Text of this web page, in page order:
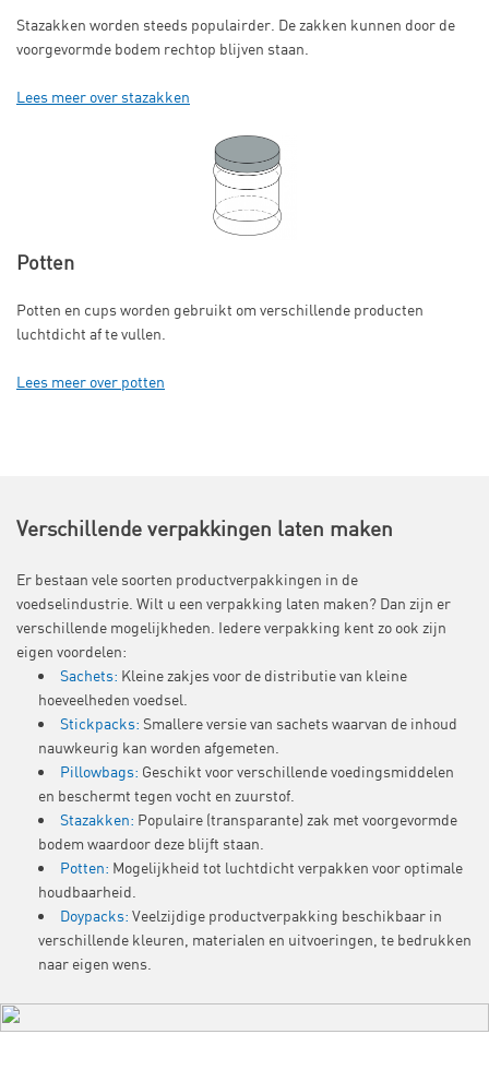
Stazakken worden steeds populairder. De zakken kunnen door de
voorgevormde bodem rechtop blijven staan.
Lees meer over stazakken
Potten
Potten en cups worden gebruikt om verschillende producten
luchtdicht af te vullen.
Lees meer over potten
Verschillende verpakkingen laten maken
Er bestaan vele soorten productverpakkingen in de
voedselindustrie. Wilt u een verpakking laten maken? Dan zijn er
verschillende mogelijkheden. Iedere verpakking kent zo ook zijn
eigen voordelen:
Sachets: Kleine zakjes voor de distributie van kleine
hoeveelheden voedsel.
Stickpacks: Smallere versie van sachets waarvan de inhoud
nauwkeurig kan worden afgemeten.
Pillowbags: Geschikt voor verschillende voedingsmiddelen
en beschermt tegen vocht en zuurstof.
Stazakken: Populaire (transparante) zak met voorgevormde
bodem waardoor deze blijft staan.
Potten: Mogelijkheid tot luchtdicht verpakken voor optimale
houdbaarheid.
Doypacks: Veelzijdige productverpakking beschikbaar in
verschillende kleuren, materialen en uitvoeringen, te bedrukken
naar eigen wens.